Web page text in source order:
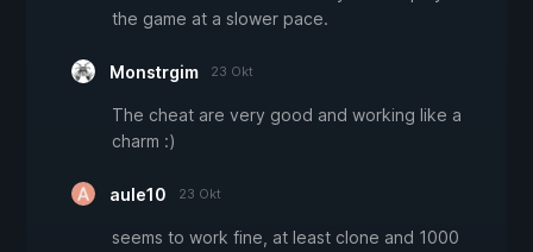
the game at a slower pace.
Monstrgim 23 Okt
The cheat are very good and working like a
charm :)
aule10 23 Okt
seems to work fine, at least clone and 1000